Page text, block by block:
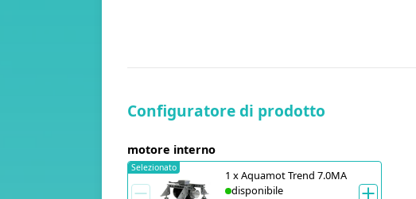
Configuratore di prodotto
motore interno
1 xAquamot Trend 7.0MA
disponibile
Selezionato